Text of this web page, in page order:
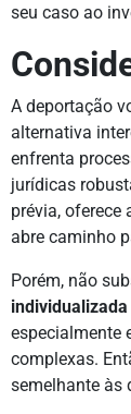
seu caso ao
A deportação
alternativa
enfrenta
jurídicas
prévia, oferece
abre caminho
Porém, não
especialmente
complexas.
semelhante às